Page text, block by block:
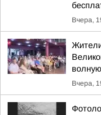
Вчера,
Вчера,